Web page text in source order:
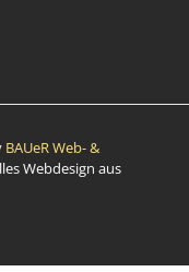
BAUeR Web- &
Webdesign aus